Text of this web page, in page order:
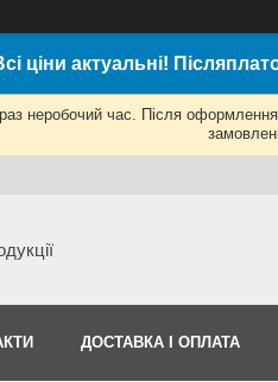
ціни актуальні!
неробочий час. Після
ДОСТАВКА І ОПЛАТА